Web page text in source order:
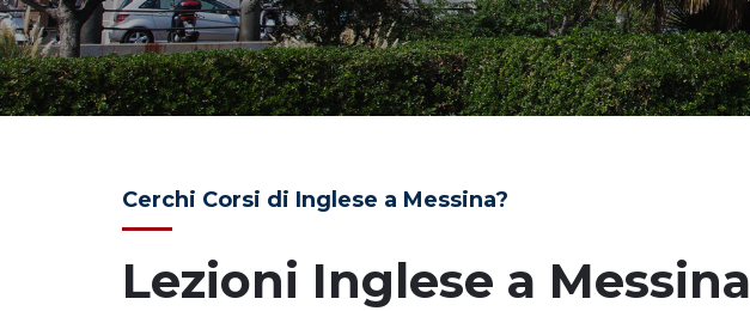
Lezioni Inglese a Messina
Cerchi Corsi di Inglese a Messina?